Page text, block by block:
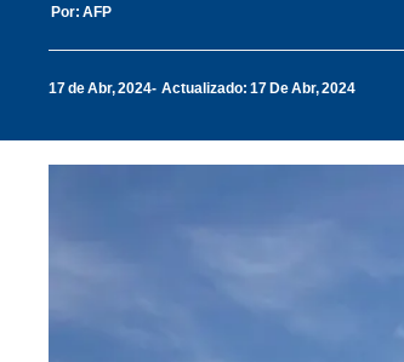
Por: AFP
17 de Abr, 2024 Actualizado: 17 De Abr, 2024